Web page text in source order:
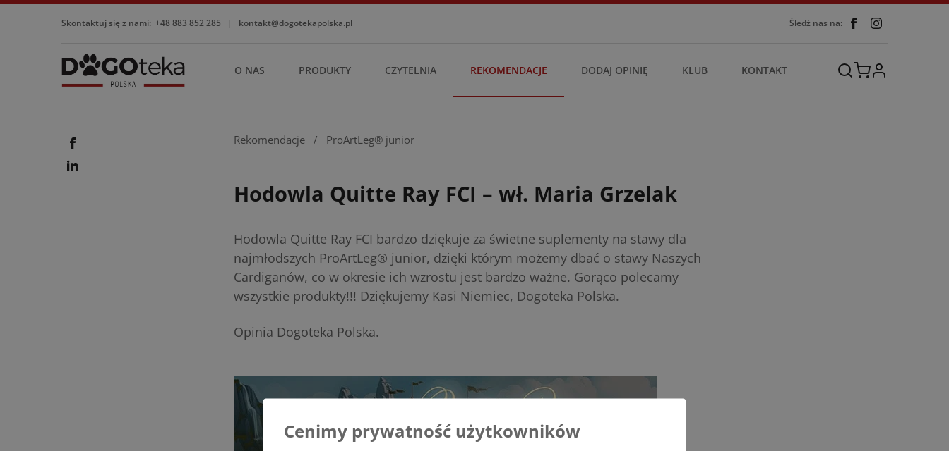
Skontaktuj się z nami: +48 883 852 285 kontakt@dogotekapolska.pl Śledź nas na:
O NAS PRODUKTY CZYTELNIA REKOMENDACJE DODAJ OPINIĘ KLUB KONTAKT
Rekomendacje / ProArtLeg® junior
Hodowla Quitte Ray FCI – wł. Maria Grzelak
Hodowla Quitte Ray FCI bardzo dziękuje za świetne suplementy na stawy dla
najmłodszych ProArtLeg® junior, dzięki którym możemy dbać o stawy Naszych
Cardiganów, co w okresie ich wzrostu jest bardzo ważne. Gorąco polecamy
wszystkie produkty!!! Dziękujemy Kasi Niemiec, Dogoteka Polska.
Opinia Dogoteka Polska.
Cenimy prywatność użytkowników